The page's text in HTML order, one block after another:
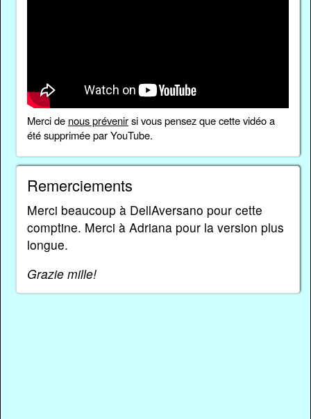
Merci de nous prévenirsi vous pensez que cette vidéo a
été supprimée par YouTube.
Remerciements
Merci beaucoup à DellAversano pour cette
comptine. Merci à Adriana pour la version plus
longue.
Grazie mille!